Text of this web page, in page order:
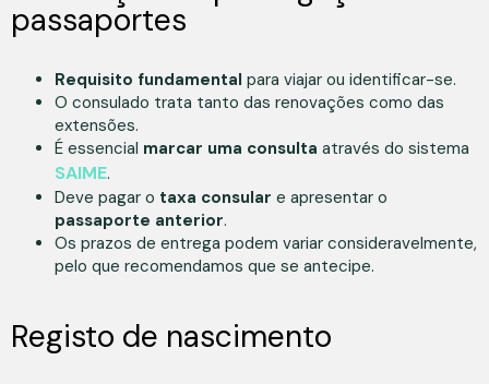
passaportes
Requisito fundamental para viajar ou identificar-se.
O consulado trata tanto das renovações como das
extensões.
É essencial marcar uma consulta através do sistema
SAIME.
Deve pagar o taxa consular e apresentar o
passaporte anterior.
Os prazos de entrega podem variar consideravelmente,
pelo que recomendamos que se antecipe.
Registo de nascimento